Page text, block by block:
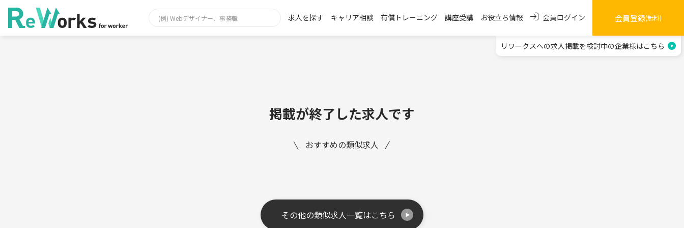
求人を探す キャリア相談 有償トレーニング 講座受講 お役立ち情報 会員ログイン 会員登録(無料)
リワークスへの求人掲載を検討中の企業様はこちら
掲載が終了した求人です
おすすめの類似求人
その他の類似求人一覧はこちら